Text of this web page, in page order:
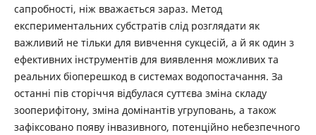
сапробності, ніж вважається зараз. Метод
експериментальних субстратів слід розглядати як
важливий не тільки для вивчення сукцесій, а й як один з
ефективних інструментів для виявлення можливих та
реальних біоперешкод в системах водопостачання. За
останні пів сторіччя відбулася суттєва зміна складу
зооперифітону, зміна домінантів угруповань, а також
зафіксовано появу інвазивного, потенційно небезпечного